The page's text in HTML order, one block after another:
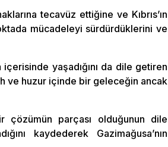
tecavüz ettiğine ve Kıbrıs’ın
mücadeleyi sürdürdüklerini ve
içerisinde yaşadığını da dile getiren
ve huzur içinde bir geleceğin ancak
çözümün parçası olduğunun dile
kaydederek Gazimağusa’nın